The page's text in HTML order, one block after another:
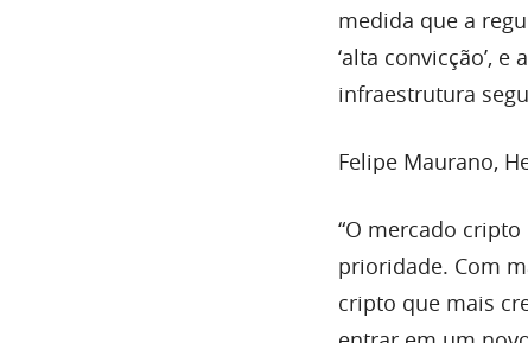
medida que a
‘alta convicção’,
infraestrutura
Felipe Maurano,
“O mercado
prioridade. Com
cripto que mais